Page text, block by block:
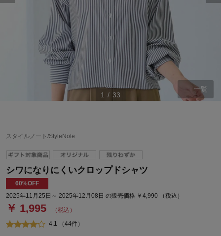
1 / 33
一覧
スタイルノート/StyleNote
シワになりにくいクロップドシャツ
60%OFF
2025年11月25日～ 2025年12月08日 の販売価格 ￥4,990 （税込）
￥ 1,995 （税込）
4.1 （44件）